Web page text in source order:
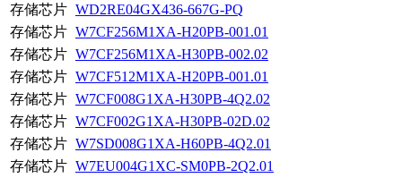
存储芯片 WD2RE04GX436-667G-PQ
存储芯片 W7CF256M1XA-H20PB-001.01
存储芯片 W7CF256M1XA-H30PB-002.02
存储芯片 W7CF512M1XA-H20PB-001.01
存储芯片 W7CF008G1XA-H30PB-4Q2.02
存储芯片 W7CF002G1XA-H30PB-02D.02
存储芯片 W7SD008G1XA-H60PB-4Q2.01
存储芯片 W7EU004G1XC-SM0PB-2Q2.01